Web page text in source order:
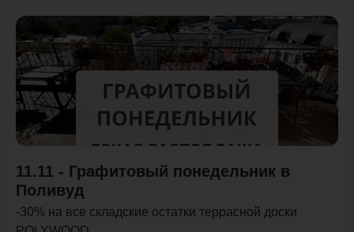
Акция
11.11 - Графитовый понедельник в
Поливуд
-30% на все складские остатки террасной доски